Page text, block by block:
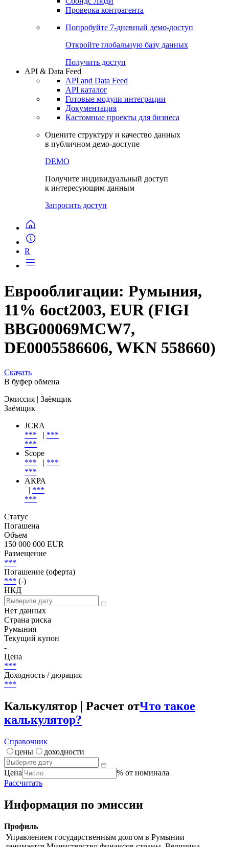
Сохраненные запросы
Чат
Проверка контрагента
Попробуйте7-дневный
Откройте глобальную базу данных
Получить доступ
API & Data Feed
API and Data Feed
Готовые модули интеграции
Документация
в публичном демо-доступе
Еврооблигации: Румыния,
11% 6oct2003, EUR (FIGI
DE0005586606, WKN 558660)
Скачать
Эмиссия | Заёмщик
Заёмщик
JCRA
***
***
Scope
***
АКРА
|***
***
Статус
Погашена
Объем
150 000 000 EUR
Размещение
***
Погашение (оферта)
*** (-)
НКД
Страна риска
Румыния
Текущий купон
-
***
Доходность / дюрация
***
Калькулятор | Расчет от
калькулятор?
Справочник
цены
Цена
% от номинала
Информация по эмиссии